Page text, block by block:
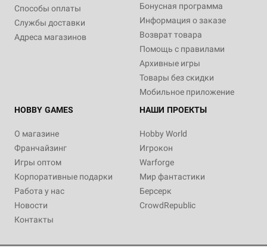
Способы оплаты
Службы доставки
Адреса магазинов
Бонусная программа
Информация о заказе
Возврат товара
Помощь с правилами
Архивные игры
Товары без скидки
Мобильное приложение
HOBBY GAMES
О магазине
Франчайзинг
Игры оптом
Корпоративные подарки
Работа у нас
Новости
Контакты
НАШИ ПРОЕКТЫ
Hobby World
Игрокон
Warforge
Мир фантастики
Берсерк
CrowdRepublic